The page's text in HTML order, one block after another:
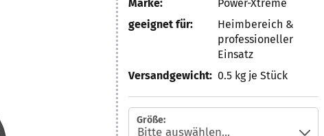
Marke:
Power-Xtreme
geeignet für:
Heimbereich &
professioneller
Einsatz
Versandgewicht: 0.5 kg je Stück
Größe: